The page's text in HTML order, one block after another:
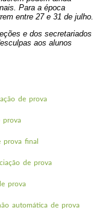
Para a época
entre 27 e 31 de julho.
e dos secretariados
aos alunos
de prova
prova
prova final
de prova
prova
automática de prova